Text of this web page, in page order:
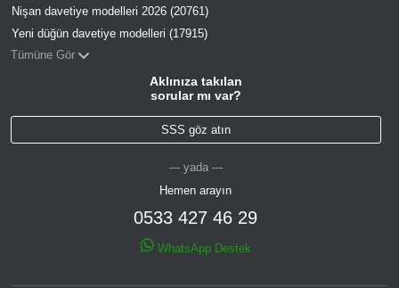
Nişan davetiye modelleri 2026 (20761)
Yeni düğün davetiye modelleri (17915)
Tümüne Gör
Aklınıza takılan
sorular mı var?
SSS göz atın
--- yada ---
Hemen arayın
0533 427 46 29
WhatsApp Destek